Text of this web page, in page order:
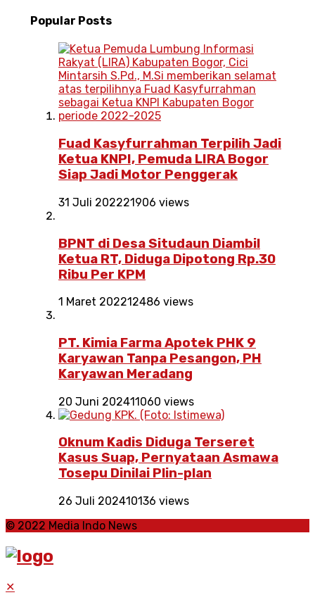
Popular Posts
Fuad Kasyfurrahman Terpilih Jadi
Ketua KNPI, Pemuda LIRA Bogor
Siap Jadi Motor Penggerak
31 Juli 202221906 views
BPNT di Desa Situdaun Diambil
Ketua RT, Diduga Dipotong Rp.30
Ribu Per KPM
1 Maret 202212486 views
PT. Kimia Farma Apotek PHK 9
Karyawan Tanpa Pesangon, PH
Karyawan Meradang
20 Juni 202411060 views
Oknum Kadis Diduga Terseret
Kasus Suap, Pernyataan Asmawa
Tosepu Dinilai Plin-plan
26 Juli 202410136 views
© 2022 Media Indo News
✕